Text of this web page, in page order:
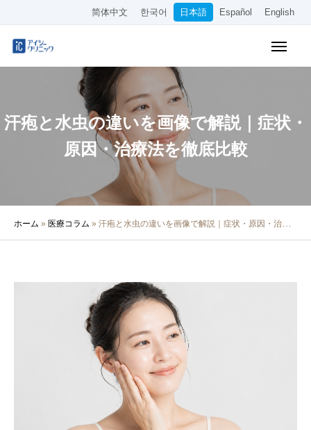
简体中文 한국어 日本語 Español English
汗疱と水虫の違いを画像で解説｜症状・
原因・治療法を徹底比較
ホーム » 医療コラム » 汗疱と水虫の違いを画像で解説｜症状・原因・治療法を徹底比較
アクセス
クリニック紹介
院長・医師の紹介
한국어 日本語